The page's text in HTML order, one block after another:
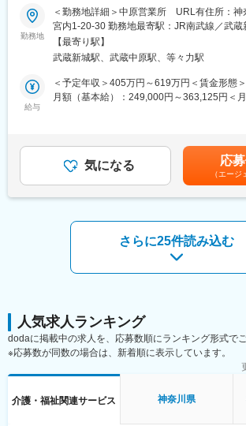
門性・資質のレベルアップに努め、事業の
続けています。
変更の範囲：会社の定める業務
・既存顧客のケアマネ（約40～50名）への
に、信頼関係を深めながら潜在ニーズを発掘
・利用者宅への訪問を通じて介護用品の使用
マネへ最適な改善提案を実施
規のケアマネ（5～10名）を開拓
と密なコミュニケーションを行いながら段階
＜OJT＞所長や先輩だけではなく、本部スタ
など入社後もしっかりフォロー
各グレードごとにスキル項目を設定。売上目
なくプロセスも評価。顧客への向き合い方や
長など、営業としてのスキルアップだけでな
のチャレンジも可能。
変更の範囲：本文参照
◇自動車ディーラーや保険営業など、他業界
実の研修制度
◇生成AIを活用し再現性の高い営業が可能！
く、且つ質の高いサービスを提供
◇成果とプロセスが評価される明確な評価制
の昇進・昇格制度により、スピード感をもっ
能
＼逆算思考・行動が活きる／
難しく考えなくてOK！「月次目標の達成に
介護用品等の提供を行うケアマネージャー（
て、課題解決のための提案をお任せ。
ケアマネや実際に介護用品を使用する個人の
を構築していただき、顧客も気づいていない
ただきます。
ケア→予防にシフトした提案など競合にはな
ています。
・既存顧客のケアマネ（約40～50名）への定
・利用者宅への訪問を通じて介護用品の使用
勤務地
＜勤務地詳細＞中原営業所 URL有住所：神
宮内1-20-30 勤務地最寄駅：JR南武線／武蔵
策：屋内全面禁煙変更の範囲：会社の定める
ーク含む）
【最寄り駅】
武蔵新城駅、武蔵中原駅、等々力駅
給与
＜予定年収＞405万円～619万円＜賃金形態
月額（基本給）：249,000円～363,125円＜
万（月給36万＋賞与＋諸手当）・所長：入
万＋賞与＋諸手当）賃金はあくまでも目安の
通じて上下する可能性があります。月給(月
表記です。
気になる 応
（エージ
さらに25件読み込む
人気求人ランキング
dodaに掲載中の求人を、応募数順にランキング形式でご
※応募数が同数の場合は、新着順に表示しています。
介護・福祉関連サービス 神奈川県